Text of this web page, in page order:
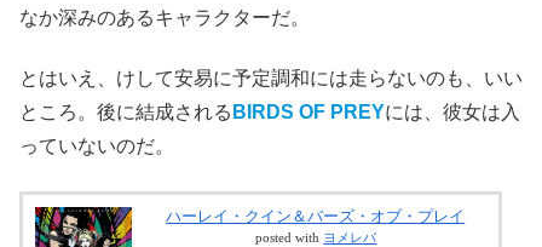
なか深みのあるキャラクターだ。
とはいえ、けして安易に予定調和には走らないのも、いい
ところ。後に結成される BIRDS OF PREYには、彼女は入
っていないのだ。
ハーレイ・クイン＆バーズ・オブ・プレイ
posted with ヨメレバ